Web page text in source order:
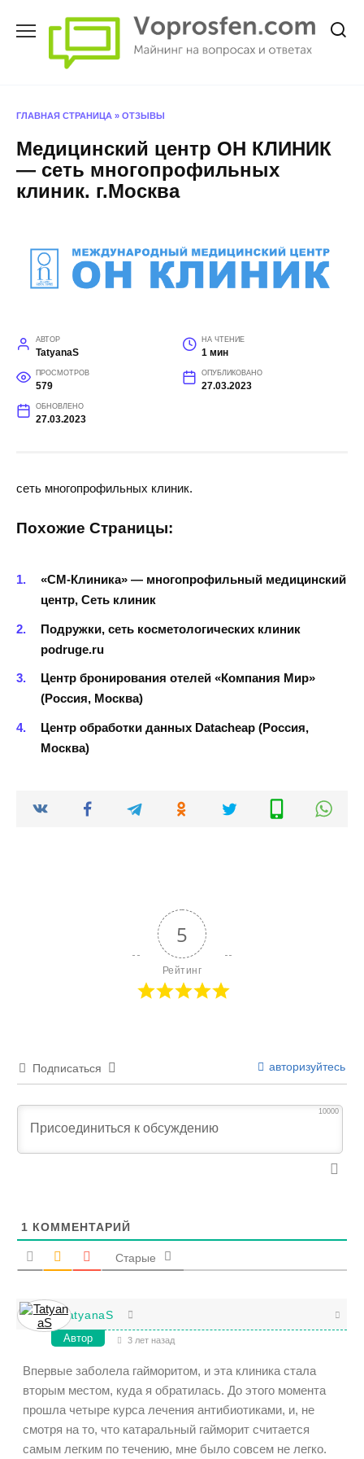
ГЛАВНАЯ СТРАНИЦА » ОТЗЫВЫ
Медицинский центр ОН КЛИНИК
— сеть многопрофильных
клиник. г.Москва
АВТОР
TatyanaS
НА ЧТЕНИЕ
1 мин
ПРОСМОТРОВ
579
ОПУБЛИКОВАНО
27.03.2023
ОБНОВЛЕНО
27.03.2023
сеть многопрофильных клиник.
Похожие Страницы:
«СМ-Клиника» — многопрофильный медицинский
центр, Сеть клиник
Подружки, сеть косметологических клиник
podruge.ru
Центр бронирования отелей «Компания Мир»
(Россия, Москва)
Центр обработки данных Datacheap (Россия,
Москва)
5
Рейтинг
Подписаться авторизуйтесь
10000
1 КОММЕНТАРИЙ
Старые
TatyanaS
Автор 3 лет назад
Впервые заболела гайморитом, и эта клиника стала
вторым местом, куда я обратилась. До этого момента
прошла четыре курса лечения антибиотиками, и, не
смотря на то, что катаральный гайморит считается
самым легким по течению, мне было совсем не легко.